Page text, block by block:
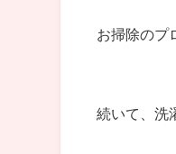
お掃除のプ
続いて、洗